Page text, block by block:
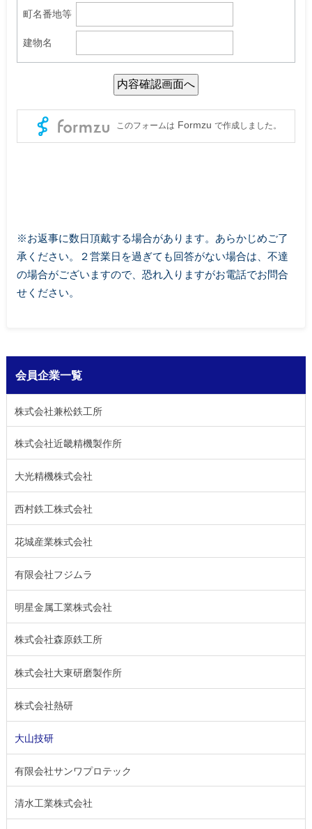
※お返事に数日頂戴する場合があります。あらかじめご了
承ください。２営業日を過ぎても回答がない場合は、不達
の場合がございますので、恐れ入りますがお電話でお問合
せください。
会員企業一覧
株式会社兼松鉄工所
株式会社近畿精機製作所
大光精機株式会社
西村鉄工株式会社
花城産業株式会社
有限会社フジムラ
明星金属工業株式会社
株式会社森原鉄工所
株式会社大東研磨製作所
株式会社熱研
大山技研
有限会社サンワプロテック
清水工業株式会社